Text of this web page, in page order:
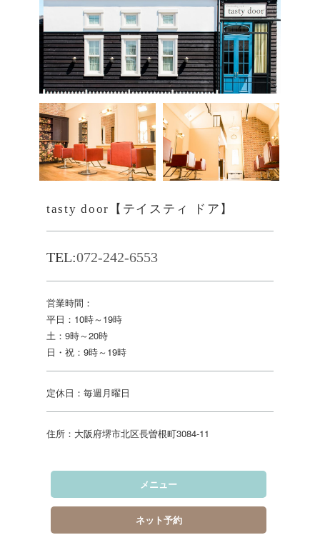
tasty door【テイスティ ドア】
TEL:072-242-6553
営業時間：
平日：10時～19時
土：9時～20時
日・祝：9時～19時
定休日：毎週月曜日
住所：大阪府堺市北区長曽根町3084-11
メニュー
ネット予約